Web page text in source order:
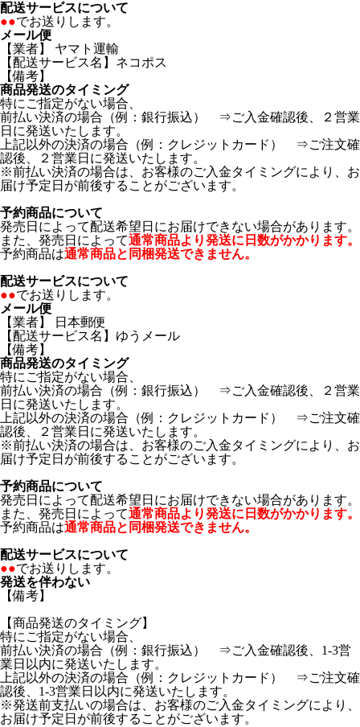
配送サービスについて
●●でお送りします。
メール便
【業者】 ヤマト運輸
【配送サービス名】ネコポス
【備考】
商品発送のタイミング
特にご指定がない場合、
前払い決済の場合（例：銀行振込） ⇒ご入金確認後、２営業
日に発送いたします。
上記以外の決済の場合（例：クレジットカード） ⇒ご注文確
認後、２営業日に発送いたします。
※前払い決済の場合は、お客様のご入金タイミングにより、お
届け予定日が前後することがございます。
予約商品について
発売日によって配送希望日にお届けできない場合があります。
また、発売日によって通常商品より発送に日数がかかります。
予約商品は通常商品と同梱発送できません。
配送サービスについて
●●でお送りします。
メール便
【業者】 日本郵便
【配送サービス名】ゆうメール
【備考】
商品発送のタイミング
特にご指定がない場合、
前払い決済の場合（例：銀行振込） ⇒ご入金確認後、２営業
日に発送いたします。
上記以外の決済の場合（例：クレジットカード） ⇒ご注文確
認後、２営業日に発送いたします。
※前払い決済の場合は、お客様のご入金タイミングにより、お
届け予定日が前後することがございます。
予約商品について
発売日によって配送希望日にお届けできない場合があります。
また、発売日によって通常商品より発送に日数がかかります。
予約商品は通常商品と同梱発送できません。
配送サービスについて
●●でお送りします。
発送を伴わない
【備考】
【商品発送のタイミング】
特にご指定がない場合、
前払い決済の場合（例：銀行振込） ⇒ご入金確認後、1-3営
業日以内に発送いたします。
上記以外の決済の場合（例：クレジットカード） ⇒ご注文確
認後、1-3営業日以内に発送いたします。
※発送前支払いの場合は、お客様のご入金タイミングにより、
お届け予定日が前後することがございます。